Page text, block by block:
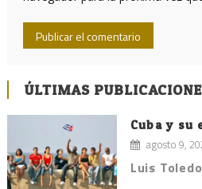
ÚLTIMAS
Cuba y su
agosto 9,
Luis